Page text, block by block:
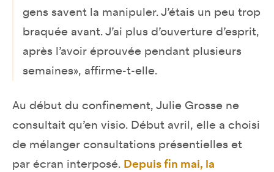
gens savent la manipuler. J’étais un peu trop
braquée avant. J’ai plus d’ouverture d’esprit,
après l’avoir éprouvée pendant plusieurs
semaines», affirme-t-elle.
Au début du confinement, Julie Grosse ne
consultait qu’en visio. Début avril, elle a choisi
de mélanger consultations présentielles et
par écran interposé. Depuis fin mai, la